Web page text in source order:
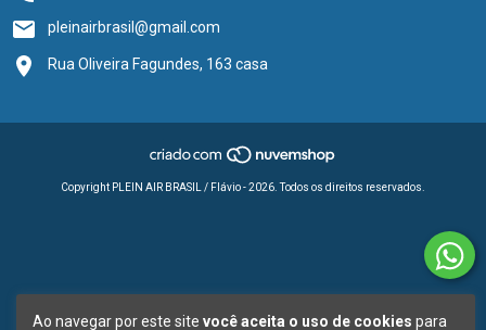
Ao navegar por este site você aceita o uso de cookies para
pleinairbrasil@gmail.com
Rua Oliveira Fagundes, 163 casa
Copyright PLEIN AIR BRASIL / Flávio - 2026. Todos os direitos reservados.